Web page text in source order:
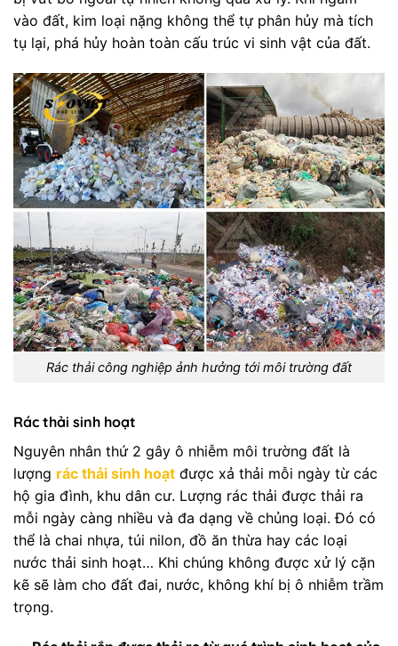
vào đất, kim loại nặng không thể tự phân hủy mà tích
tụ lại, phá hủy hoàn toàn cấu trúc vi sinh vật của đất.
Rác thải công nghiệp ảnh hưởng tới môi trường đất
Rác thải sinh hoạt
Nguyên nhân thứ 2 gây ô nhiễm môi trường đất là
lượng rác thải sinh hoạt được xả thải mỗi ngày từ các
hộ gia đình, khu dân cư. Lượng rác thải được thải ra
mỗi ngày càng nhiều và đa dạng về chủng loại. Đó có
thể là chai nhựa, túi nilon, đồ ăn thừa hay các loại
nước thải sinh hoạt… Khi chúng không được xử lý cặn
kẽ sẽ làm cho đất đai, nước, không khí bị ô nhiễm trầm
trọng.